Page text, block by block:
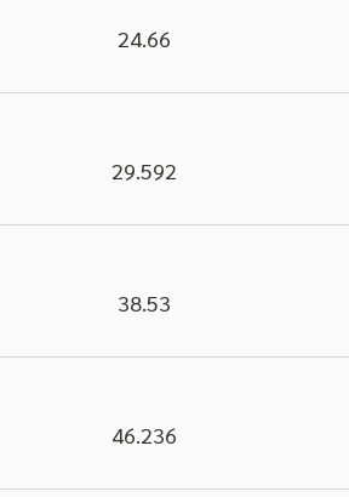
24.66
29.592
38.53
46.236